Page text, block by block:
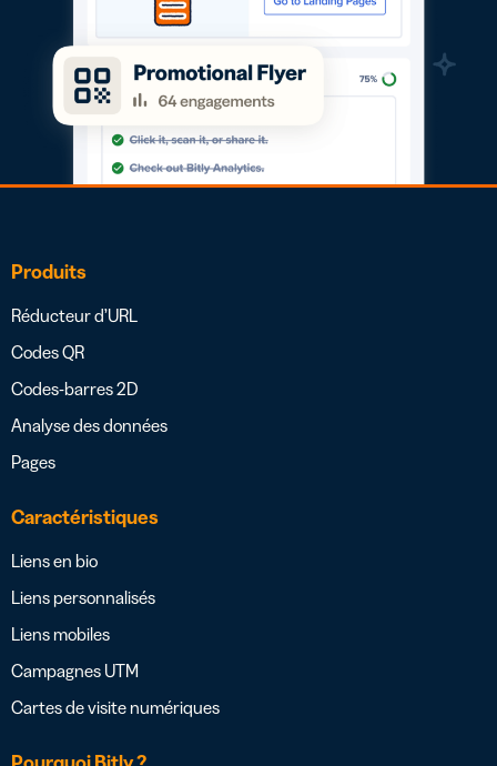
Produits
Réducteur d’URL
Codes QR
Codes-barres 2D
Analyse des données
Pages
Caractéristiques
Liens en bio
Liens personnalisés
Liens mobiles
Campagnes UTM
Cartes de visite numériques